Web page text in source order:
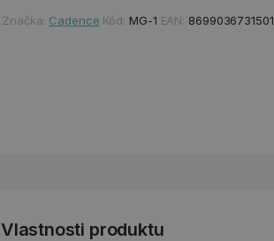
Značka: Cadence Kód: MG-1 EAN: 8699036731501
Vlastnosti produktu